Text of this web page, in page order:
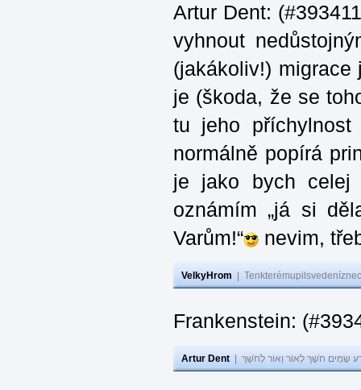
Artur Dent:
vyhnout
(jakákoliv!)
je (škoda, že se
tu jeho
normálně popírá
je jako bych celej
oznámím „já si
Varům!“
nevim,
VelkyHrom
Frankenstein:
Artur Dent שָׂמִים חֹשֶׁךְ לְאוֹר וְאוֹר לְחֹשֶׁךְ